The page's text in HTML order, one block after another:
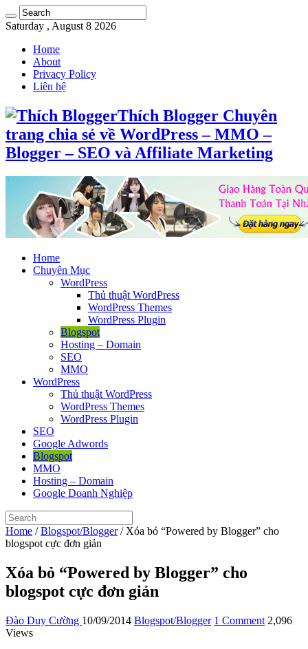
Saturday , August 8 2026
Home
About
Privacy Policy
Liên hệ
Thích Blogger Chuyên
trang chia sẻ về WordPress – MMO –
Blogger – SEO và Affiliate Marketing
Home
Chuyên Mục
WordPress
Thủ thuật WordPress
WordPress Themes
WordPress Plugin
Blogspot
Hosting – Domain
SEO
MMO
WordPress
Thủ thuật WordPress
WordPress Themes
WordPress Plugin
SEO
Google Adwords
Blogspot
MMO
Hosting – Domain
Google Doanh Nghiệp
Home / Blogspot/Blogger / Xóa bỏ “Powered by Blogger” cho
blogspot cực đơn giản
Xóa bỏ “Powered by Blogger” cho
blogspot cực đơn giản
Đào Duy Cường 10/09/2014 Blogspot/Blogger 1 Comment 2,096
Views